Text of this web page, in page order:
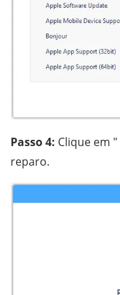
Passo 4: Clique em "
reparo.